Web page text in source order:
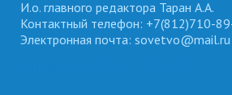
И.о. главного редактора Таран А.А.
Контактный телефон: +7(812)710-
Электронная почта: sovetvo@mail.ru